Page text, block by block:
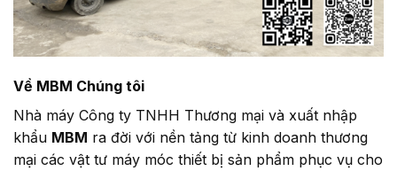
Về MBM Chúng tôi
Nhà máy Công ty TNHH Thương mại và xuất nhập
khẩu MBM ra đời với nền tảng từ kinh doanh thương
mại các vật tư máy móc thiết bị sản phẩm phục vụ cho